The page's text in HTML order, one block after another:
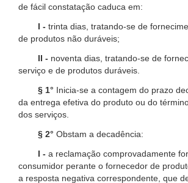
de fácil constatação caduca em:
I - trinta dias, tratando-se de
de produtos não duráveis;
II - noventa dias, tratando-se de
serviço e de produtos duráveis.
§ 1° Inicia-se a contagem do prazo
da entrega efetiva do produto ou do
dos serviços.
§ 2° Obstam a decadência:
I - a reclamação comprovadamente
consumidor perante o fornecedor de
a resposta negativa correspondente, que